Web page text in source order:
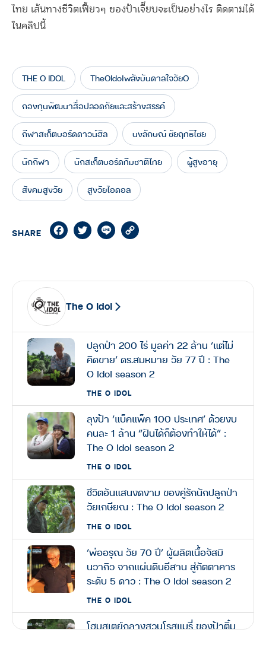
ไทย เส้นทางชีวิตเฟี้ยวๆ ของป้าเจี๊ยบจะเป็นอย่างไร ติดตามได้
ในคลิปนี้
THE O IDOL TheOIdolพลังบันดาลใจวัยO
กองทุนพัฒนาสื่อปลอดภัยและสร้างสรรค์
กีฬาสเก็ตบอร์ดดาวน์ฮิล นงลักษณ์ ชัยฤทธิไชย
นักกีฬา นักสเก็ตบอร์ดทีมชาติไทย ผู้สูงอายุ
สังคมสูงวัย สูงวัยไอดอล
SHARE FacebookTwitterLine
The O Idol
ปลูกป่า 200 ไร่ มูลค่า 22 ล้าน ‘แต่ไม่
คิดขาย’ ดร.สมหมาย วัย 77 ปี : The
O Idol season 2
THE O IDOL
ลุงป้า ‘แบ็คแพ็ค 100 ประเทศ’ ด้วยงบ
คนละ 1 ล้าน “ฝันได้ก็ต้องทำให้ได้” :
The O Idol season 2
THE O IDOL
ชีวิตอันแสนงดงาม ของคู่รักนักปลูกป่า
วัยเกษียณ : The O Idol season 2
THE O IDOL
‘พ่ออรุณ วัย 70 ปี’ ผู้ผลิตเนื้อจัสมิ
นวากิว จากแผ่นดินอีสาน สู่ภัตตาคาร
ระดับ 5 ดาว : The O Idol season 2
THE O IDOL
โฮมสเตย์กลางสวนโรสแมรี่ ของป้าติ๋ม